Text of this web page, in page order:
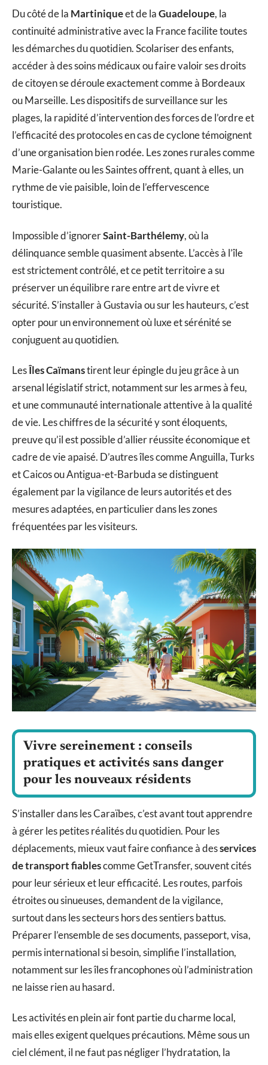
Du côté de la Martiniqueet de laGuadeloupe, la
continuité administrative avec la France facilite toutes
les démarches du quotidien. Scolariser des enfants,
accéder à des soins médicaux ou faire valoir ses droits
de citoyen se déroule exactement comme à Bordeaux
ou Marseille. Les dispositifs de surveillance sur les
plages, la rapidité d’intervention des forces de l’ordre et
l’efficacité des protocoles en cas de cyclone témoignent
d’une organisation bien rodée. Les zones rurales comme
Marie-Galante ou les Saintes offrent, quant à elles, un
rythme de vie paisible, loin de l’effervescence
touristique.
Impossible d’ignorerSaint-Barthélemy, où la
délinquance semble quasiment absente. L’accès à l’île
est strictement contrôlé, et ce petit territoire a su
préserver un équilibre rare entre art de vivre et
sécurité. S’installer à Gustavia ou sur les hauteurs, c’est
opter pour un environnement où luxe et sérénité se
conjuguent au quotidien.
LesÎles Caïmanstirent leur épingle du jeu grâce à un
arsenal législatif strict, notamment sur les armes à feu,
et une communauté internationale attentive à la qualité
de vie. Les chiffres de la sécurité y sont éloquents,
preuve qu’il est possible d’allier réussite économique et
cadre de vie apaisé. D’autres îles comme Anguilla, Turks
et Caicos ou Antigua-et-Barbuda se distinguent
également par la vigilance de leurs autorités et des
mesures adaptées, en particulier dans les zones
fréquentées par les visiteurs.
Vivre sereinement : conseils
pratiques et activités sans danger
pour les nouveaux résidents
S’installer dans les Caraïbes, c’est avant tout apprendre
à gérer les petites réalités du quotidien. Pour les
déplacements, mieux vaut faire confiance à desservices
de transport fiablescomme GetTransfer, souvent cités
pour leur sérieux et leur efficacité. Les routes, parfois
étroites ou sinueuses, demandent de la vigilance,
surtout dans les secteurs hors des sentiers battus.
Préparer l’ensemble de ses documents, passeport, visa,
permis international si besoin, simplifie l’installation,
notamment sur les îles francophones où l’administration
ne laisse rien au hasard.
Les activités en plein air font partie du charme local,
mais elles exigent quelques précautions. Même sous un
ciel clément, il ne faut pas négliger l’hydratation, la